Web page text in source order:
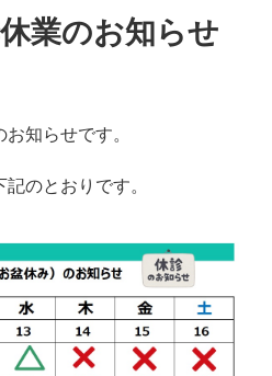
業のお知らせ
知らせです。
のとおりです。